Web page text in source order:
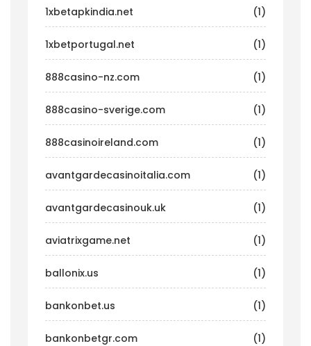
1xbetapkindia.net (1)
1xbetportugal.net (1)
888casino-nz.com (1)
888casino-sverige.com (1)
888casinoireland.com (1)
avantgardecasinoitalia.com (1)
avantgardecasinouk.uk (1)
aviatrixgame.net (1)
ballonix.us (1)
bankonbet.us (1)
bankonbetgr.com (1)